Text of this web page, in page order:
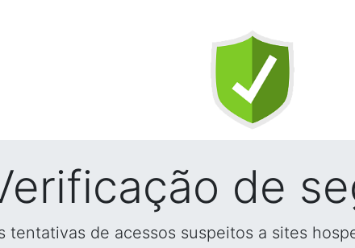
de
tentativas de acessos suspeitos a sites